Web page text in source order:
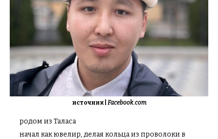
источник | Facebook.com
родом из Таласа
начал как ювелир, делая кольца из проволоки в